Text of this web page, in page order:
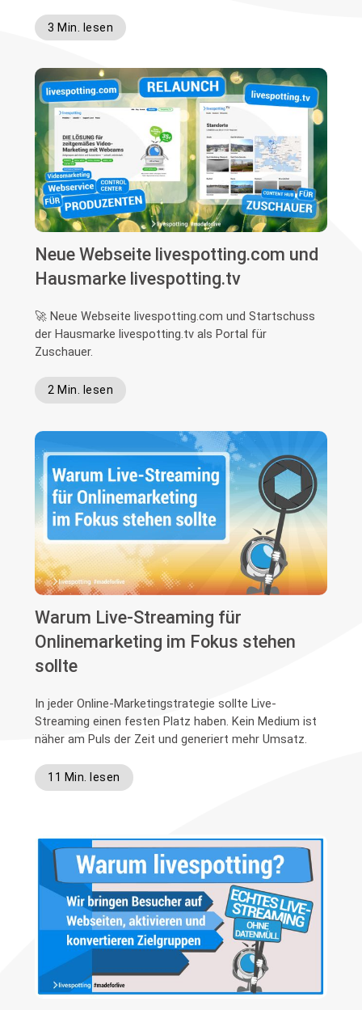
3 Min. lesen
Neue Webseite livespotting.com und
Hausmarke livespotting.tv
🚀 Neue Webseite livespotting.com und Startschuss
der Hausmarke livespotting.tv als Portal für
Zuschauer.
2 Min. lesen
Warum Live-Streaming für
Onlinemarketing im Fokus stehen
sollte
In jeder Online-Marketingstrategie sollte Live-
Streaming einen festen Platz haben. Kein Medium ist
näher am Puls der Zeit und generiert mehr Umsatz.
11 Min. lesen